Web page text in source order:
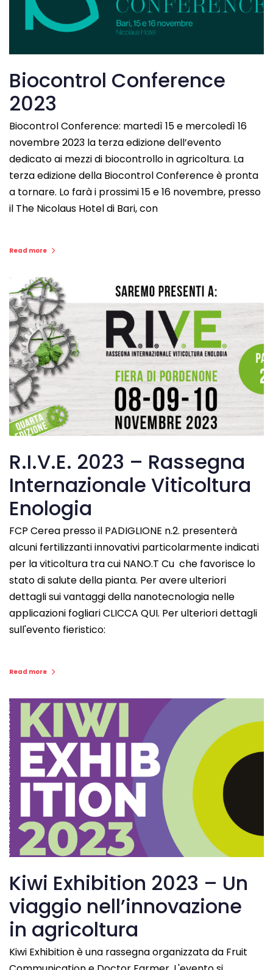
Biocontrol Conference
2023
Biocontrol Conference: martedì 15 e mercoledì 16
novembre 2023 la terza edizione dell’evento
dedicato ai mezzi di biocontrollo in agricoltura. La
terza edizione della Biocontrol Conference è pronta
a tornare. Lo farà i prossimi 15 e 16 novembre, presso
il The Nicolaus Hotel di Bari, con
Read more
R.I.V.E. 2023 – Rassegna
Internazionale Viticoltura
Enologia
FCP Cerea presso il PADIGLIONE n.2. presenterà
alcuni fertilizzanti innovativi particolarmente indicati
per la viticoltura tra cui NANO.T Cu che favorisce lo
stato di salute della pianta. Per avere ulteriori
dettagli sui vantaggi della nanotecnologia nelle
applicazioni fogliari CLICCA QUI. Per ulteriori dettagli
sull'evento fieristico:
Read more
Kiwi Exhibition 2023 – Un
viaggio nell’innovazione
in agricoltura
Kiwi Exhibition è una rassegna organizzata da Fruit